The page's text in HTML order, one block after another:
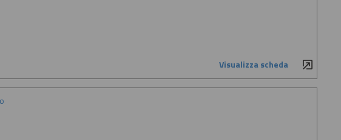
Visualizza scheda